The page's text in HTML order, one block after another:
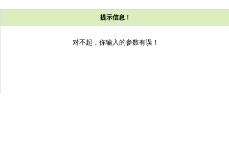
提示信息！
对不起，你输入的参数有误！